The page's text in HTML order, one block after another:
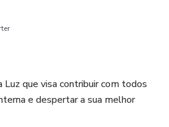
Luz que visa contribuir com todos
e despertar a sua melhor